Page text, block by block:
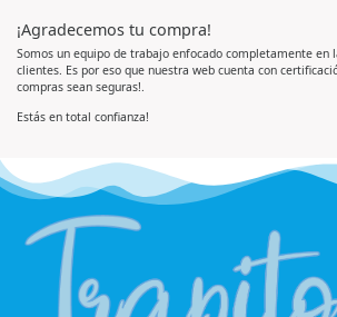
5
e
n
0
d
e
5
o
r
a
d
o
n
d
e
¡Agradecemos tu compra!
Somos un equipo de trabajo enfocado completamente en
clientes. Es por eso que nuestra web cuenta con
compras sean seguras!.
Estás en total confianza!